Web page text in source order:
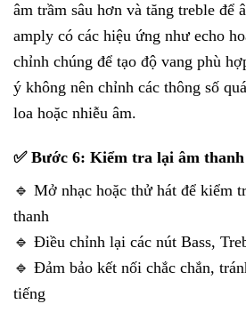
âm trầm sâu hơn và tăng treble để
amply có các hiệu ứng như echo
chỉnh chúng để tạo độ vang phù
ý không nên chỉnh các thông số
loa hoặc nhiễu âm.
✅ Bước 6: Kiểm tra lại âm
🔹 Mở nhạc hoặc thử hát để kiểm
thanh
🔹 Điều chỉnh lại các nút Bass,
🔹 Đảm bảo kết nối chắc chắn,
tiếng